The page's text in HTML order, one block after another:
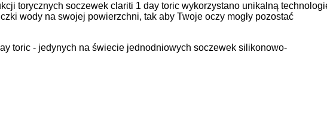
torycznych soczewek clariti 1 day toric wykorzystano unikalną
wody na swojej powierzchni, tak aby Twoje oczy mogły pozostać
toric - jedynych na świecie jednodniowych soczewek silikonowo-